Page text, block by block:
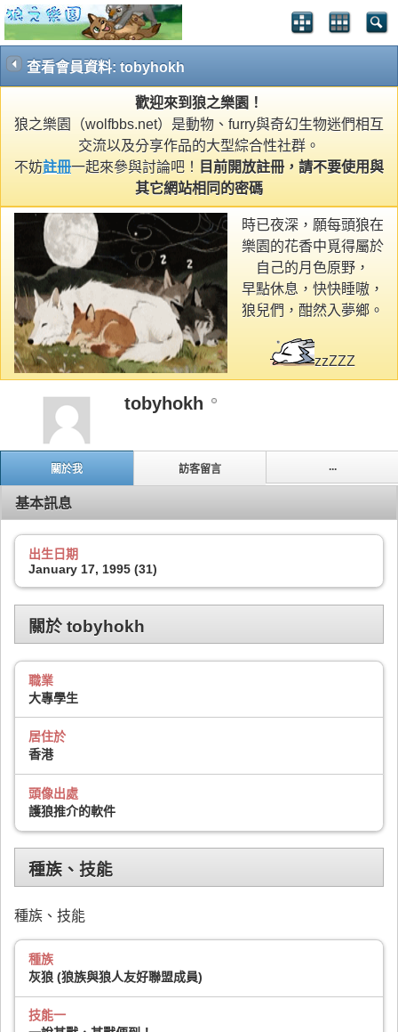
查看會員資料: tobyhokh
歡迎來到狼之樂園！
狼之樂園（wolfbbs.net）是動物、furry與奇幻生物迷們相互
交流以及分享作品的大型綜合性社群。
不妨註冊一起來參與討論吧！
目前開放註冊，請不要使用與
其它網站相同的密碼
時已夜深，願每頭狼在
樂園的花香中覓得屬於
自己的月色原野，
早點休息，快快睡嗷，
狼兒們，酣然入夢鄉。
zzZZZ
tobyhokh
關於我 訪客留言 ...
基本訊息
出生日期
January 17, 1995 (31)
關於 tobyhokh
職業
大專學生
居住於
香港
頭像出處
護狼推介的軟件
種族、技能
種族、技能
種族
灰狼 (狼族與狼人友好聯盟成員)
技能一